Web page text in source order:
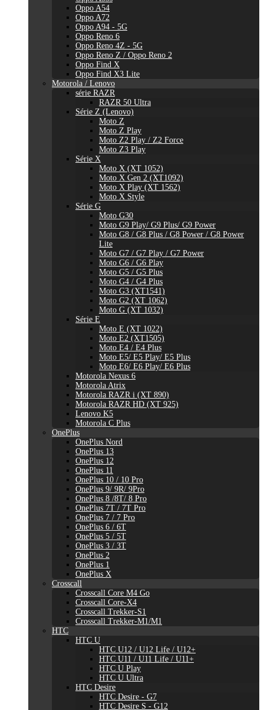
Oppo A54
Oppo A72
Oppo A94 - 5G
Oppo Reno 6
Oppo Reno 4Z - 5G
Oppo Reno Z / Oppo Reno 2
Oppo Find X
Oppo Find X3 Lite
Motorola / Lenovo
série RAZR
RAZR 50 Ultra
Série Z (Lenovo)
Moto Z
Moto Z Play
Moto Z2 Play / Z2 Force
Moto Z3 Play
Série X
Moto X (XT 1052)
Moto X Gen 2 (XT1092)
Moto X Play (XT 1562)
Moto X Style
Série G
Moto G30
Moto G9 Play/ G9 Plus/ G9 Power
Moto G8 / G8 Plus / G8 Power / G8 Power
Lite
Moto G7 / G7 Play / G7 Power
Moto G6 / G6 Play
Moto G5 / G5 Plus
Moto G4 / G4 Plus
Moto G3 (XT1541)
Moto G2 (XT 1062)
Moto G (XT 1032)
Série E
Moto E (XT 1022)
Moto E2 (XT1505)
Moto E4 / E4 Plus
Moto E5/ E5 Play/ E5 Plus
Moto E6/ E6 Play/ E6 Plus
Motorola Nexus 6
Motorola Atrix
Motorola RAZR i (XT 890)
Motorola RAZR HD (XT 925)
Lenovo K5
Motorola C Plus
OnePlus
OnePlus Nord
OnePlus 13
OnePlus 12
OnePlus 11
OnePlus 10 / 10 Pro
OnePlus 9/ 9R/ 9Pro
OnePlus 8 /8T/ 8 Pro
OnePlus 7T / 7T Pro
OnePlus 7 / 7 Pro
OnePlus 6 / 6T
OnePlus 5 / 5T
OnePlus 3 / 3T
OnePlus 2
OnePlus 1
OnePlus X
Crosscall
Crosscall Core M4 Go
Crosscall Core-X4
Crosscall Trekker-S1
Crosscall Trekker-M1/M1
HTC
HTC U
HTC U12 / U12 Life / U12+
HTC U11 / U11 Life / U11+
HTC U Play
HTC U Ultra
HTC Desire
HTC Desire - G7
HTC Desire S - G12